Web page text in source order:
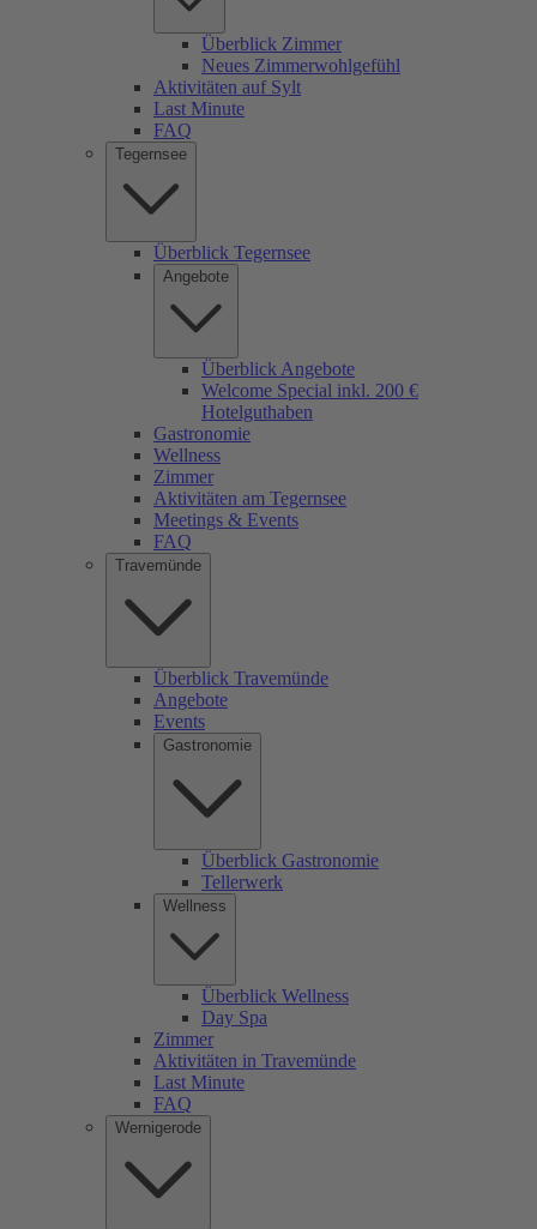
Überblick Zimmer
Neues Zimmerwohlgefühl
Aktivitäten auf Sylt
Last Minute
FAQ
Tegernsee
Überblick Tegernsee
Angebote
Überblick Angebote
Welcome Special inkl. 200 €
Hotelguthaben
Gastronomie
Wellness
Zimmer
Aktivitäten am Tegernsee
Meetings & Events
FAQ
Travemünde
Überblick Travemünde
Angebote
Events
Gastronomie
Überblick Gastronomie
Tellerwerk
Wellness
Überblick Wellness
Day Spa
Zimmer
Aktivitäten in Travemünde
Last Minute
FAQ
Wernigerode